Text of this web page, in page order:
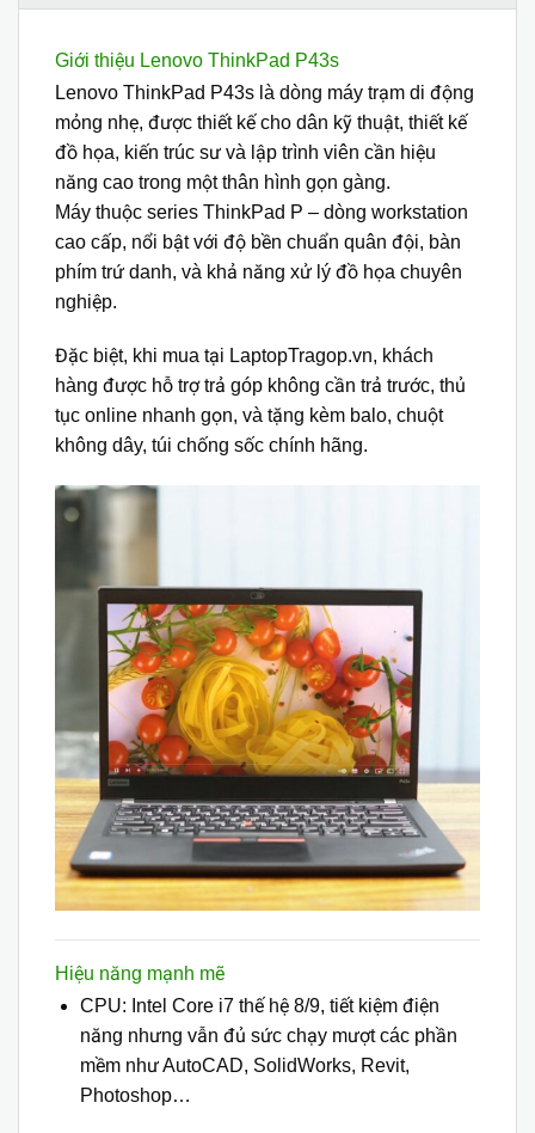
Giới thiệu Lenovo ThinkPad P43s
Lenovo ThinkPad P43s là dòng máy trạm di động
mỏng nhẹ, được thiết kế cho dân kỹ thuật, thiết kế
đồ họa, kiến trúc sư và lập trình viên cần hiệu
năng cao trong một thân hình gọn gàng.
Máy thuộc series ThinkPad P – dòng workstation
cao cấp, nổi bật với độ bền chuẩn quân đội, bàn
phím trứ danh, và khả năng xử lý đồ họa chuyên
nghiệp.
Đặc biệt, khi mua tại LaptopTragop.vn, khách
hàng được hỗ trợ trả góp không cần trả trước, thủ
tục online nhanh gọn, và tặng kèm balo, chuột
không dây, túi chống sốc chính hãng.
Hiệu năng mạnh mẽ
CPU: Intel Core i7 thế hệ 8/9, tiết kiệm điện
năng nhưng vẫn đủ sức chạy mượt các phần
mềm như AutoCAD, SolidWorks, Revit,
Photoshop…